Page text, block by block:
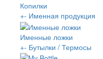
Копилки
+- Именная продукция
Именные ложки
+- Бутылки / Термосы